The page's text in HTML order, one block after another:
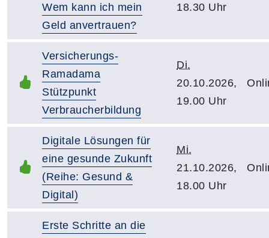
Wem kann ich mein
Geld anvertrauen?
18.30 Uhr
Versicherungs-
Ramadama
Stützpunkt
Verbraucherbildung
Di.
20.10.2026,
19.00 Uhr
Digitale Lösungen für
eine gesunde Zukunft
(Reihe: Gesund &
Digital)
Mi.
21.10.2026,
18.00 Uhr
Erste Schritte an die